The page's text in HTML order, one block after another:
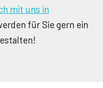
mit uns in
für Sie gern ein